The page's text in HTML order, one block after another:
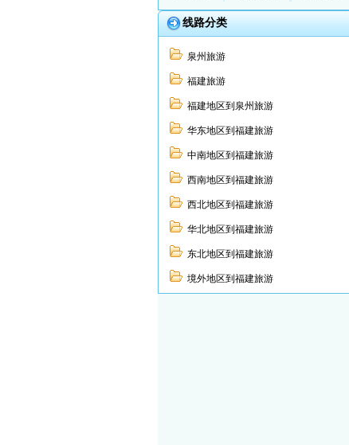
线路分类
泉州旅游
福建旅游
福建地区到泉州旅游
华东地区到福建旅游
中南地区到福建旅游
西南地区到福建旅游
西北地区到福建旅游
华北地区到福建旅游
东北地区到福建旅游
境外地区到福建旅游